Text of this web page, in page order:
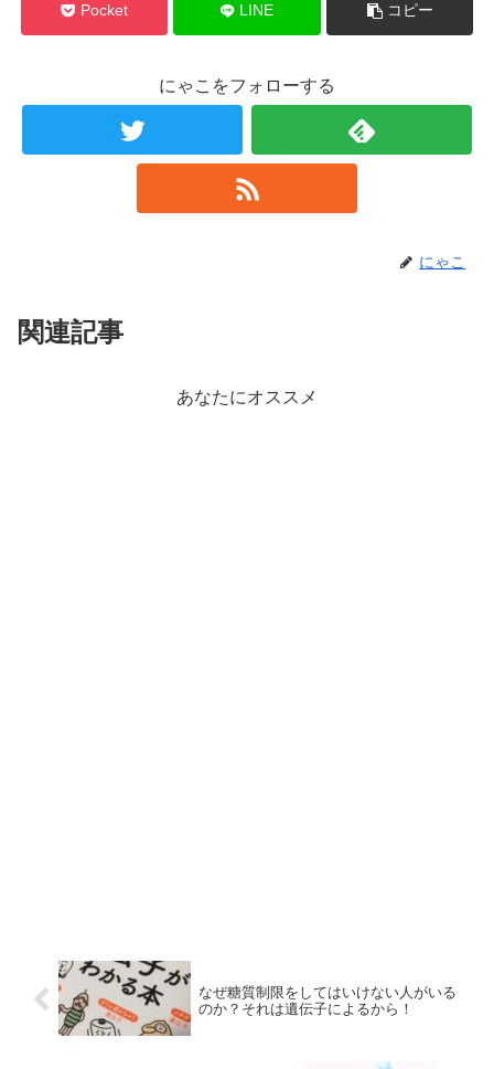
Pocket LINE コピー
にゃこをフォローする
にゃこ
関連記事
あなたにオススメ
なぜ糖質制限をしてはいけない人がいる
のか？それは遺伝子によるから！